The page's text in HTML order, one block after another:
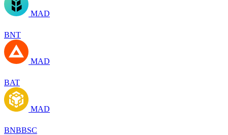
MAD
BNT
MAD
BAT
MAD
BNBBSC